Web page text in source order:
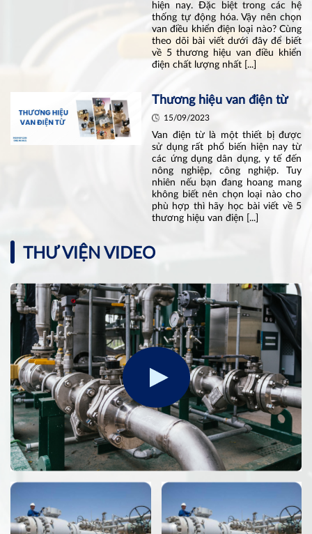
hiện nay. Đặc biệt trong các hệ
thống tự động hóa. Vậy nên chọn
van điều khiển điện loại nào? Cùng
theo dõi bài viết dưới đây để biết
về 5 thương hiệu van điều khiển
điện chất lượng nhất [...]
Thương hiệu van điện từ
15/09/2023
Van điện từ là một thiết bị được
sử dụng rất phổ biến hiện nay từ
các ứng dụng dân dụng, y tế đến
nông nghiệp, công nghiệp. Tuy
nhiên nếu bạn đang hoang mang
không biết nên chọn loại nào cho
phù hợp thì hãy học bài viết về 5
thương hiệu van điện [...]
THƯ VIỆN VIDEO